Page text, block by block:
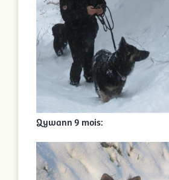
Qywann 9 mois: